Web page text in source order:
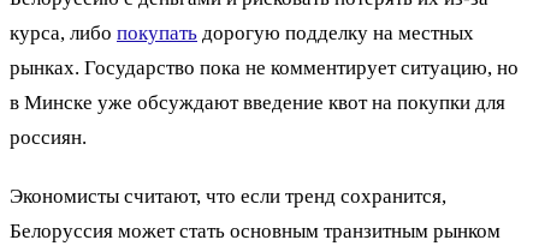
курса, либо покупать дорогую подделку на местных
рынках. Государство пока не комментирует ситуацию, но
в Минске уже обсуждают введение квот на покупки для
россиян.
Экономисты считают, что если тренд сохранится,
Белоруссия может стать основным транзитным рынком